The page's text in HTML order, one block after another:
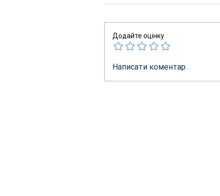
Додайте оцінку
Написати коментар...